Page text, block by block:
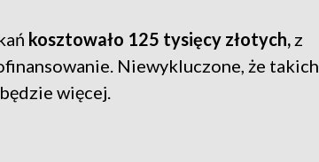
kosztowało 125 tysięcy złotych, z
Niewykluczone, że takich
więcej.